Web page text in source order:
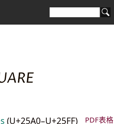
(U+25A0–U+25FF) PDF表格